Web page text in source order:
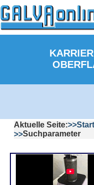
Aktuelle Seite:
Suchparameter